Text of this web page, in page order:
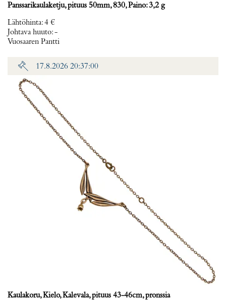
Panssarikaulaketju, pituus 50mm, 830, Paino: 3,2 g
Lähtöhinta:4 €
Johtava huuto:-
Vuosaaren Pantti
17.8.2026 20:37:00
Kaulakoru, Kielo, Kalevala, pituus 43-46cm, pronssia